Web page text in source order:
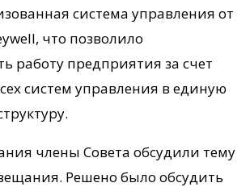
система управления от
что позволило
работу предприятия за счет
систем управления в единую
члены Совета обсудили тему
Решено было обсудить